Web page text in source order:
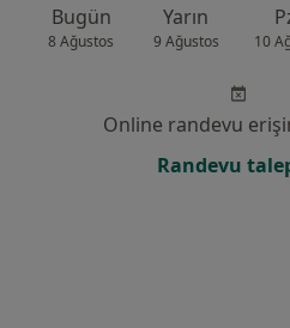
Bugün
8 Ağustos
Yarın
9 Ağustos 10
Online randevu
Randevu